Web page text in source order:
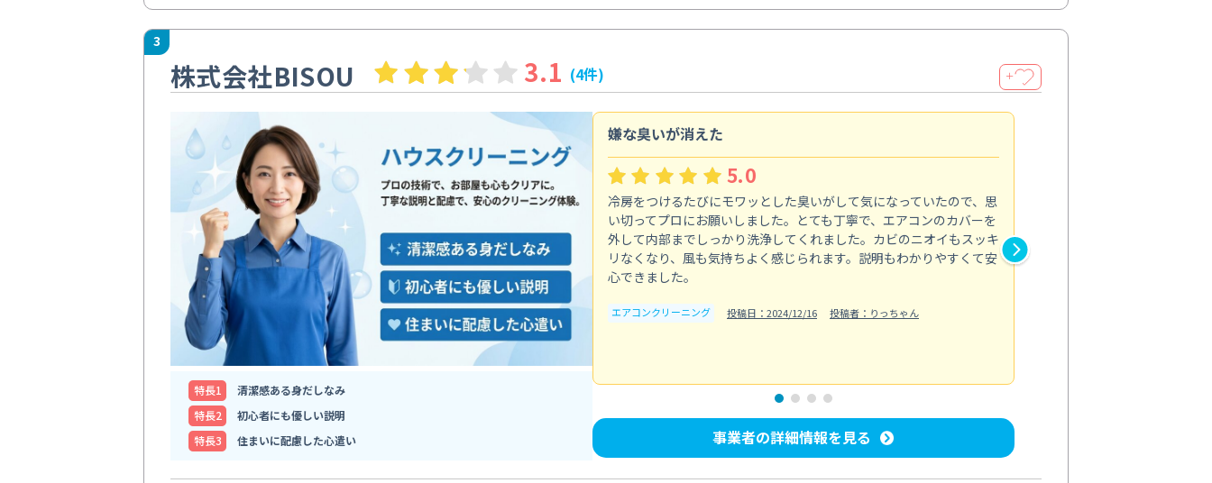
3
株式会社BISOU 3.1 (4件) ＋
特⻑1
清潔感ある身だしなみ
特⻑2
初心者にも優しい説明
特⻑3
住まいに配慮した心遣い
嫌な臭いが消えた
5.0
冷房をつけるたびにモワッとした臭いがして気になっていたので、思
い切ってプロにお願いしました。とても丁寧で、エアコンのカバーを
外して内部までしっかり洗浄してくれました。カビのニオイもスッキ
リなくなり、風も気持ちよく感じられます。説明もわかりやすくて安
心できました。
エアコンクリーニング 投稿日：2024/12/16 投稿者：りっちゃん
事業者の詳細情報を見る